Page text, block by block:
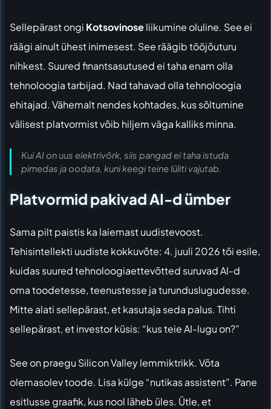
Sellepärast ongi Kotsovinoseliikumine oluline. See ei
räägi ainult ühest inimesest. See räägib tööjõuturu
nihkest. Suured finantsasutused ei taha enam olla
tehnoloogia tarbijad. Nad tahavad olla tehnoloogia
ehitajad. Vähemalt nendes kohtades, kus sõltumine
välisest platvormist võib hiljem väga kalliks minna.
Kui AI on uus elektrivõrk, siis pangad ei taha istuda
pimedas ja oodata, kuni keegi teine lüliti vajutab.
Platvormid pakivad AI-d ümber
Sama pilt paistis ka laiemast uudistevoost.
Tehisintellekti uudiste kokkuvõte: 4. juuli 2026tõi esile,
kuidas suured tehnoloogiaettevõtted suruvad AI-d
oma toodetesse, teenustesse ja turunduslugudesse.
Mitte alati sellepärast, et kasutaja seda palus. Tihti
sellepärast, et investor küsis: “kus teie AI-lugu on?”
See on praegu Silicon Valley lemmiktrikk. Võta
olemasolev toode. Lisa külge “nutikas assistent”. Pane
esitlusse graafik, kus nool läheb üles. Ütle, et